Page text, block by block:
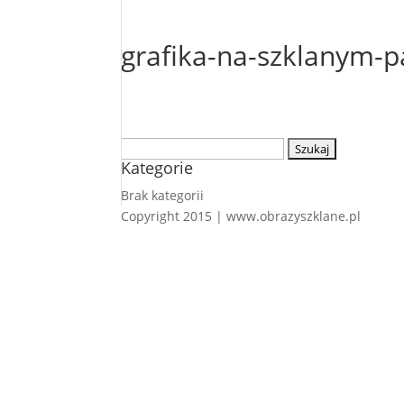
grafika-na-szklanym-
Kategorie
Brak kategorii
Copyright 2015 | www.obrazyszklane.pl